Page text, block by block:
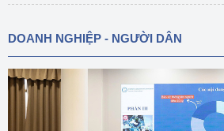
DOANH NGHIỆP - NGƯỜI DÂN